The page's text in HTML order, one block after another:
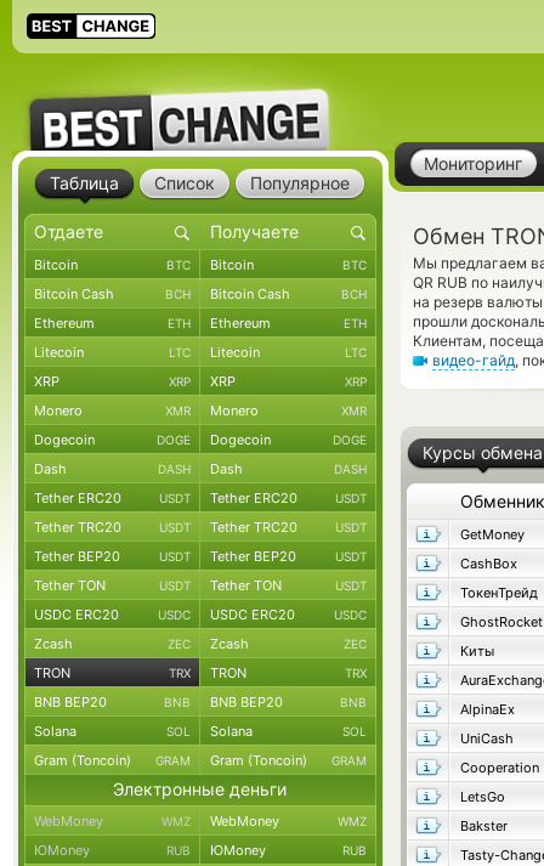
Мониторинг
Обмен
Мы предлагаем
QR RUB по
на резерв
прошли
Клиентам,
видео-гайд,
Курсы обмена
Обменник
GetMoney
CashBox
ТокенТрейд
GhostRocket
Киты
AlpinaEx
UniCash
Cooperation
LetsGo
Bakster
Tasty-
Таблица Список Популярное
Bitcoin BTC Bitcoin BTC
Bitcoin Cash BCH Bitcoin Cash BCH
Ethereum ETH Ethereum ETH
Litecoin LTC Litecoin LTC
XRP XRP XRP XRP
Monero XMR Monero XMR
Dogecoin DOGE Dogecoin DOGE
Dash DASH Dash DASH
Tether ERC20 USDT Tether ERC20 USDT
Tether TRC20 USDT Tether TRC20 USDT
Tether BEP20 USDT Tether BEP20 USDT
Tether TON USDT Tether TON USDT
USDC ERC20 USDC USDC ERC20 USDC
Zcash ZEC Zcash ZEC
TRON TRX TRON TRX
BNB BEP20 BNB BNB BEP20 BNB
Solana SOL Solana SOL
Gram (Toncoin) GRAM Gram (Toncoin) GRAM
Электронные деньги
WebMoney WMZ WebMoney WMZ
ЮMoney RUB ЮMoney RUB